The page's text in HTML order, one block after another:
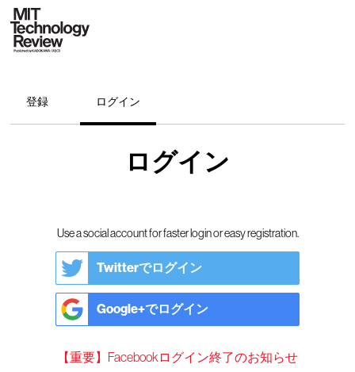
登録 ログイン
ログイン
Use a social account for faster login or easy registration.
Twitterでログイン
Google+でログイン
【重要】Facebookログイン終了のお知らせ